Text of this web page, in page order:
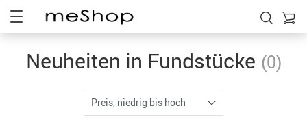
Neuheiten in Fundstücke (0)
Preis, niedrig bis hoch